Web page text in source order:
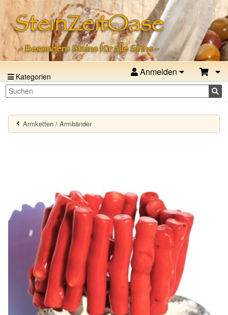
Kategorien Anmelden
Armketten / Armbänder